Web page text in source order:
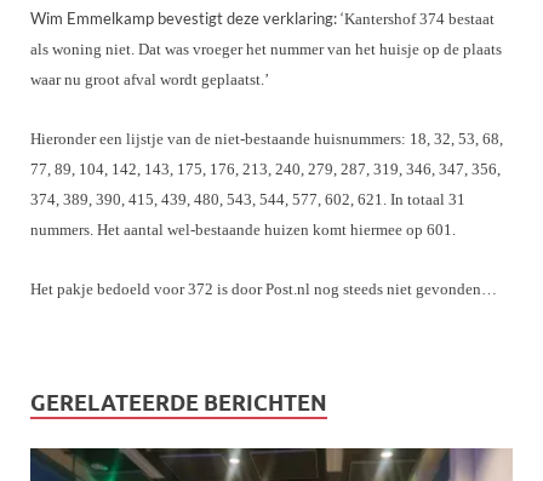
Wim Emmelkamp bevestigt deze verklaring: ‘Kantershof 374 bestaat
als woning niet. Dat was vroeger het nummer van het huisje op de plaats
waar nu groot afval wordt geplaatst.’
Hieronder een lijstje van de niet-bestaande huisnummers: 18, 32, 53, 68,
77, 89, 104, 142, 143, 175, 176, 213, 240, 279, 287, 319, 346, 347, 356,
374, 389, 390, 415, 439, 480, 543, 544, 577, 602, 621. In totaal 31
nummers. Het aantal wel-bestaande huizen komt hiermee op 601.
Het pakje bedoeld voor 372 is door Post.nl nog steeds niet gevonden…
GERELATEERDE BERICHTEN